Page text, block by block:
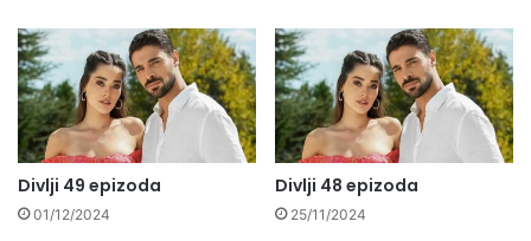
Divlji 49 epizoda
01/12/2024
Divlji 48 epizoda
25/11/2024